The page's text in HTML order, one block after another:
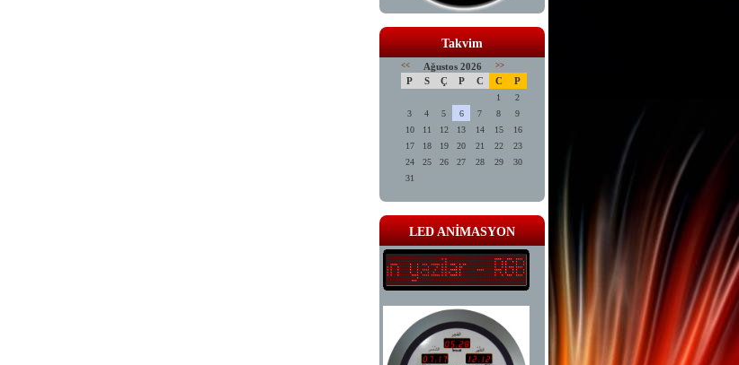
Takvim
<< Ağustos 2026 >>
P S Ç P C C P
1
2
3
4 5 6 7 8
9
10
11 12 13 14 15
16
17
18 19 20 21 22
23
24
25 26 27 28 29
30
31
LED ANİMASYON